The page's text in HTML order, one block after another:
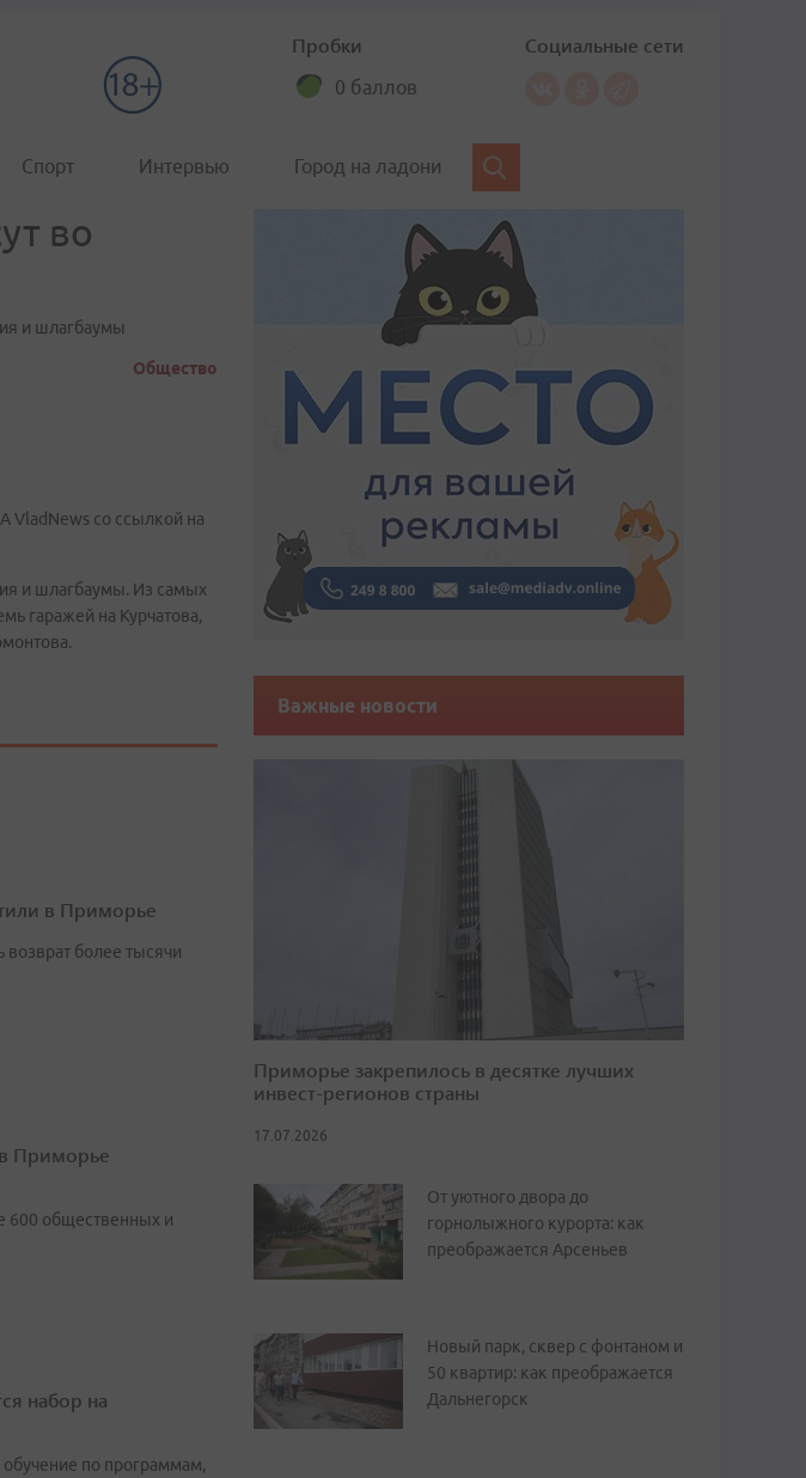
Пробки
0 баллов
Социальные сети
Спорт Интервью Город на ладони
во
и шлагбаумы
Общество
VladNews со ссылкой на
и шлагбаумы. Из самых
гаражей на Курчатова,
в Приморье
более тысячи
Приморье
600 общественных и
набор на
по программам,
Важные новости
Приморье закрепилось в десятке лучших
инвест-регионов страны
17.07.2026
От уютного двора до
горнолыжного курорта: как
преображается Арсеньев
Новый парк, сквер с фонтаном и
50 квартир: как преображается
Дальнегорск